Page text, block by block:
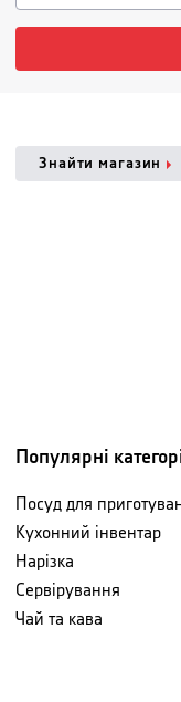
Знайти магазин
Популярні
Посуд для
Кухонний інвентар
Нарізка
Сервірування
Чай та кава